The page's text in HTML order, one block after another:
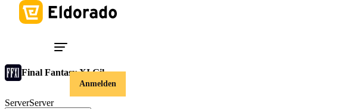
Anmelden
Final Fantasy XI Gil
ServerServer